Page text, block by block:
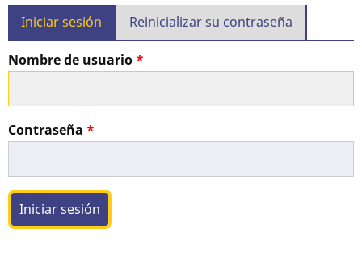
Solapas
principales
Iniciar sesión Reinicializar su contraseña
Nombre de usuario
Contraseña